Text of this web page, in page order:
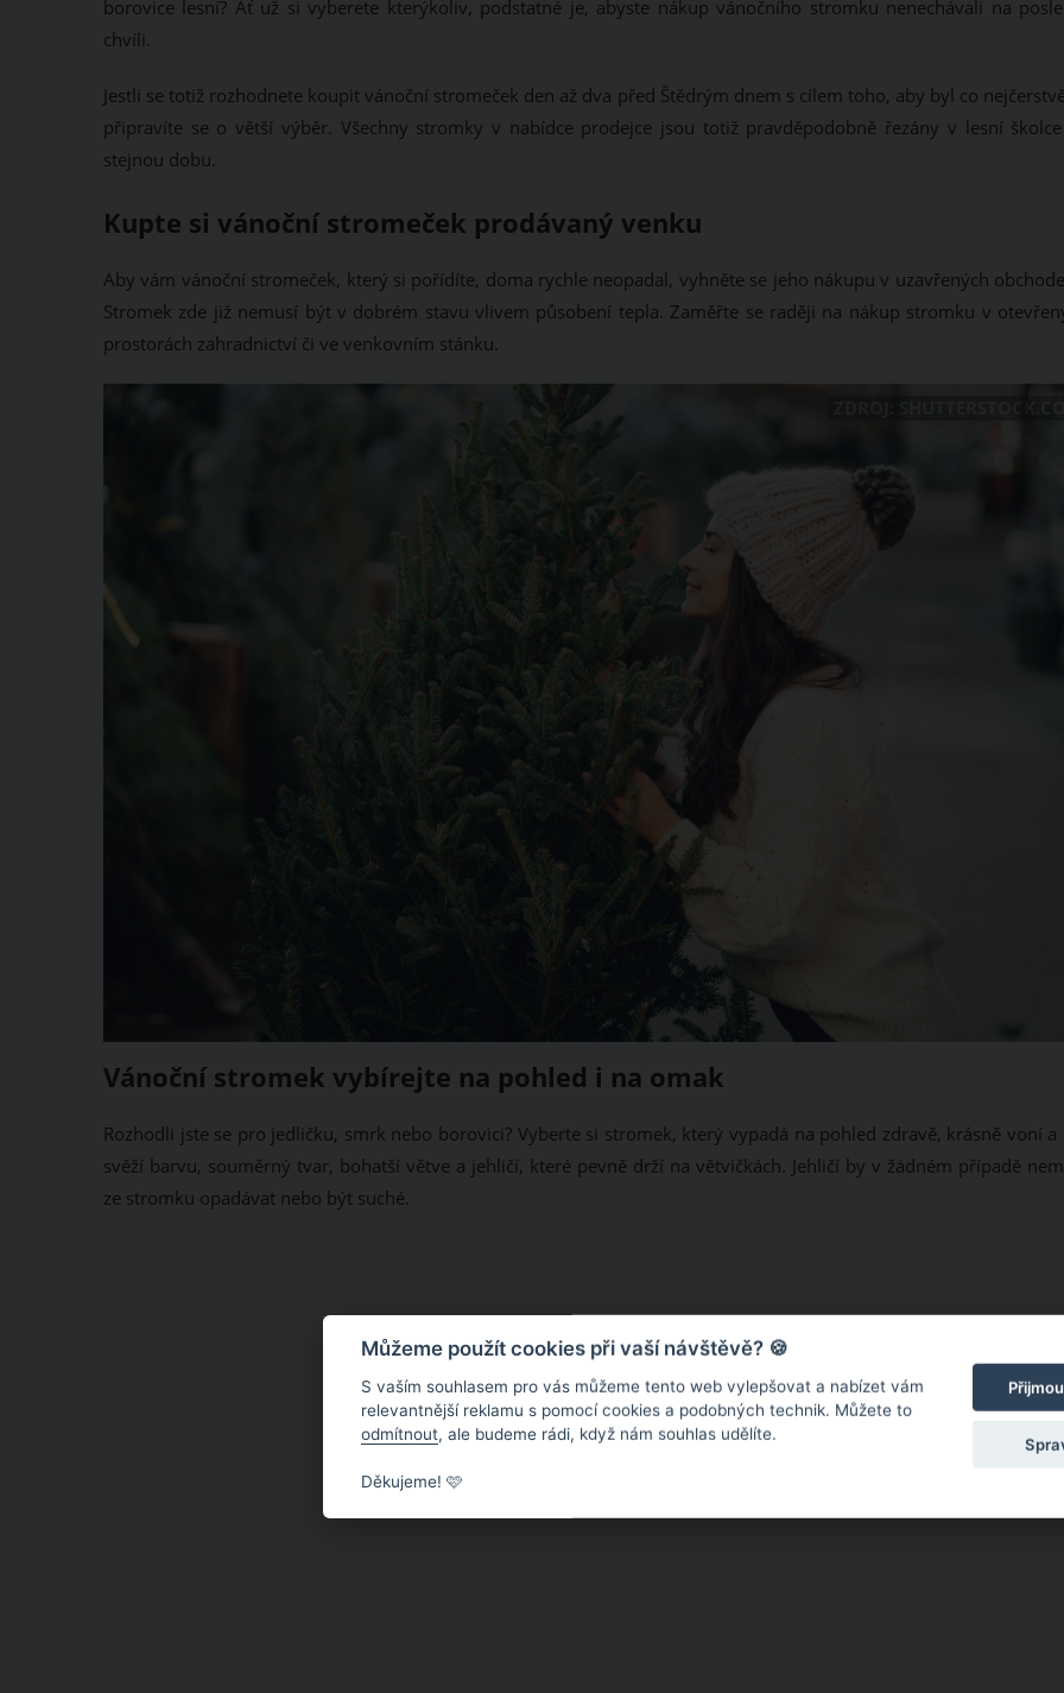
borovice lesní? Ať už si vyberete kterýkoliv, podstatné je, abyste nákup vánočního stromku nenechávali na
chvíli.
Jestli se totiž rozhodnete koupit vánoční stromeček den až dva před Štědrým dnem s cílem toho, aby byl co
připravíte se o větší výběr. Všechny stromky v nabídce prodejce jsou totiž pravděpodobně řezány v lesní
stejnou dobu.
Kupte si vánoční stromeček prodávaný venku
Aby vám vánoční stromeček, který si pořídíte, doma rychle neopadal, vyhněte se jeho nákupu v uzavřených
Stromek zde již nemusí být v dobrém stavu vlivem působení tepla. Zaměřte se raději na nákup stromku v
prostorách zahradnictví či ve venkovním stánku.
Vánoční stromek vybírejte na pohled i na omak
Rozhodli jste se pro jedličku, smrk nebo borovici? Vyberte si stromek, který vypadá na pohled zdravě, krásně voní a
svěží barvu, souměrný tvar, bohatší větve a jehličí, které pevně drží na větvičkách. Jehličí by v žádném případě
ze stromku opadávat nebo být suché.
Můžeme použít cookies při vaší návštěvě? 🍪
S vaším souhlasem pro vás můžeme tento web vylepšovat a nabízet vám
relevantnější reklamu s pomocí cookies a podobných technik. Můžete to
odmítnout, ale budeme rádi, když nám souhlas udělíte.
Děkujeme! 🩷